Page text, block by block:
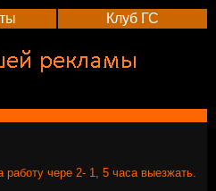
Клуб ГС
чере 2- 1, 5 часа выезжать.